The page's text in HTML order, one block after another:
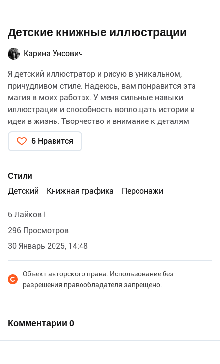
Детские книжные иллюстрации
Карина Унсович
Я детский иллюстратор и рисую в уникальном,
причудливом стиле. Надеюсь, вам понравится эта
магия в моих работах. У меня сильные навыки
иллюстрации и способность воплощать истории и
идеи в жизнь. Творчество и внимание к деталям —
мои сильные стороны, и мне нравится привносить в
свои иллюстрации фактуру, цвет и юмор.
6 Нравится
Стили
Детский
Книжная графика Персонажи
6 Лайков1
296 Просмотров
30 Январь 2025, 14:48
Объект авторского права. Использование без
разрешения правообладателя запрещено.
Комментарии 0